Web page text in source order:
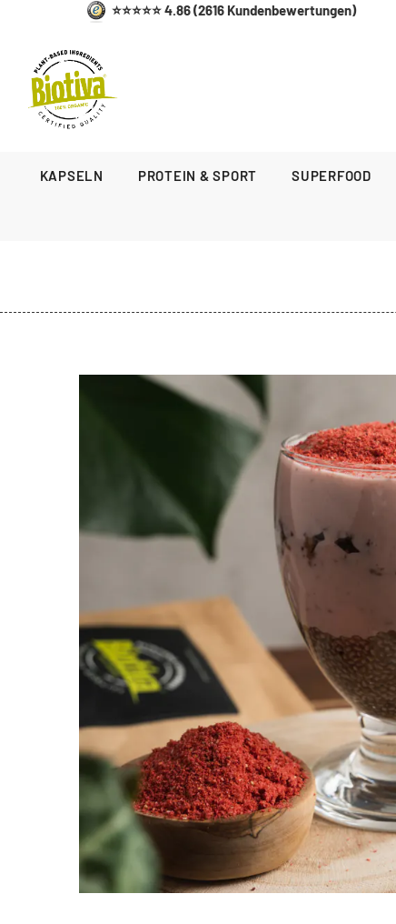
⭐⭐⭐⭐⭐ 4.86 (2616 Kundenbewertungen)
KAPSELN PROTEIN & SPORT SUPERFOOD